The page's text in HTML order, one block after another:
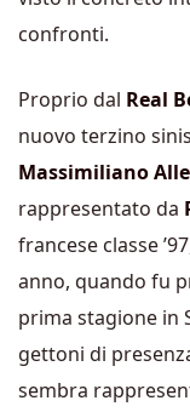
confronti.
Proprio dal Real
nuovo terzino
Massimiliano
rappresentato da
francese classe
anno, quando fu
prima stagione in
gettoni di
sembra